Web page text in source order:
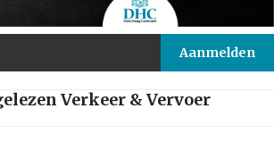
Verkeer & Vervoer